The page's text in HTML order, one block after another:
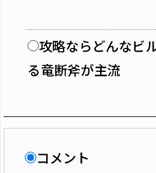
攻略ならどんなビ
る竜断斧が主流
コメント